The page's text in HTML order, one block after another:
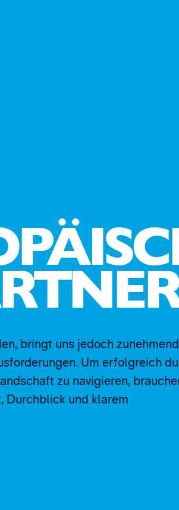
bringt uns jedoch
Um erfolgreich
zu navigieren,
Durchblick und klarem